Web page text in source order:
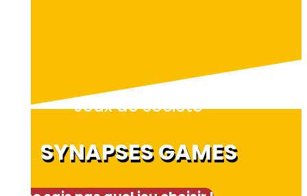
Jeux de société
SYNAPSES GAMES